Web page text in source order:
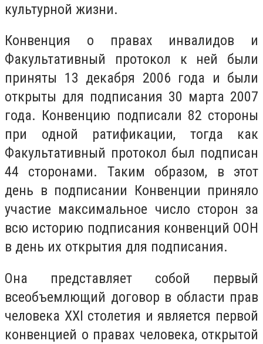
культурной жизни.
Конвенция о правах инвалидов и
Факультативный протокол к ней были
приняты 13 декабря 2006 года и были
открыты для подписания 30 марта 2007
года. Конвенцию подписали 82 стороны
при одной ратификации, тогда как
Факультативный протокол был подписан
44 сторонами. Таким образом, в этот
день в подписании Конвенции приняло
участие максимальное число сторон за
всю историю подписания конвенций ООН
в день их открытия для подписания.
Она представляет собой первый
всеобъемлющий договор в области прав
человека XXI столетия и является первой
конвенцией о правах человека, открытой